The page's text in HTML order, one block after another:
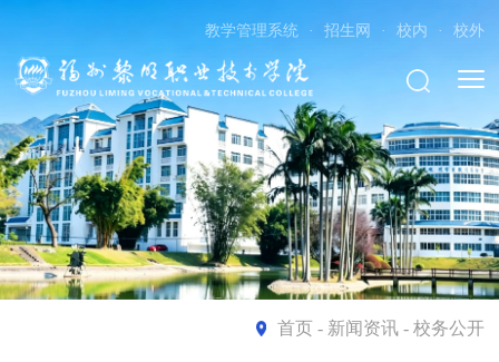
教学管理系统 · 招生网 · 校内 · 校外
首页- 新闻资讯 - 校务公开